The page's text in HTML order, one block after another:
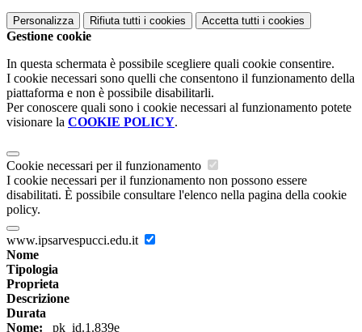
Personalizza Rifiuta tutti i cookies Accetta tutti i cookies
Gestione cookie
In questa schermata è possibile scegliere quali cookie consentire.
I cookie necessari sono quelli che consentono il funzionamento della
piattaforma e non è possibile disabilitarli.
Per conoscere quali sono i cookie necessari al funzionamento potete
visionare la COOKIE POLICY.
Cookie necessari per il funzionamento
I cookie necessari per il funzionamento non possono essere
disabilitati. È possibile consultare l'elenco nella pagina della cookie
policy.
www.ipsarvespucci.edu.it
Nome
Tipologia
Proprieta
Descrizione
Durata
Nome: _pk_id.1.839e